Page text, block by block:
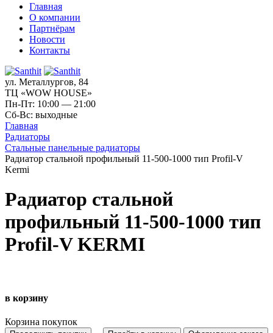
Главная
О компании
Партнёрам
Новости
Контакты
ул. Металлургов, 84
ТЦ «WOW HOUSE»
Пн-Пт: 10:00 — 21:00
Сб-Вс: выходные
Главная
Радиаторы
Стальные панельные радиаторы
Радиатор стальной профильный 11-500-1000 тип Profil-V
Kermi
Радиатор стальной
профильный 11-500-1000 тип
Profil-V KERMI
в корзину
Корзина покупок